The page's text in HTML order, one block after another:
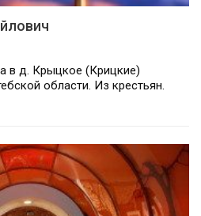
в д. Крыцкое (Крицкие)
области. Из крестьян.